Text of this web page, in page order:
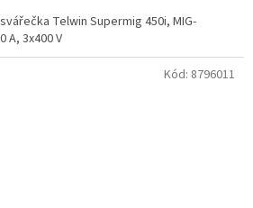
Telwin Supermig 450i, MIG-
A, 3x400 V
Kód: 8796011